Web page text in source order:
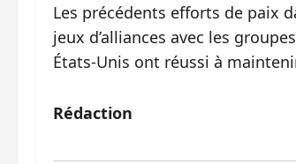
Les précédents efforts de paix
jeux d’alliances avec les
États-Unis ont réussi à
Rédaction